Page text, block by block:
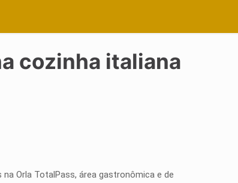
cozinha italiana
Orla TotalPass, área gastronômica e de